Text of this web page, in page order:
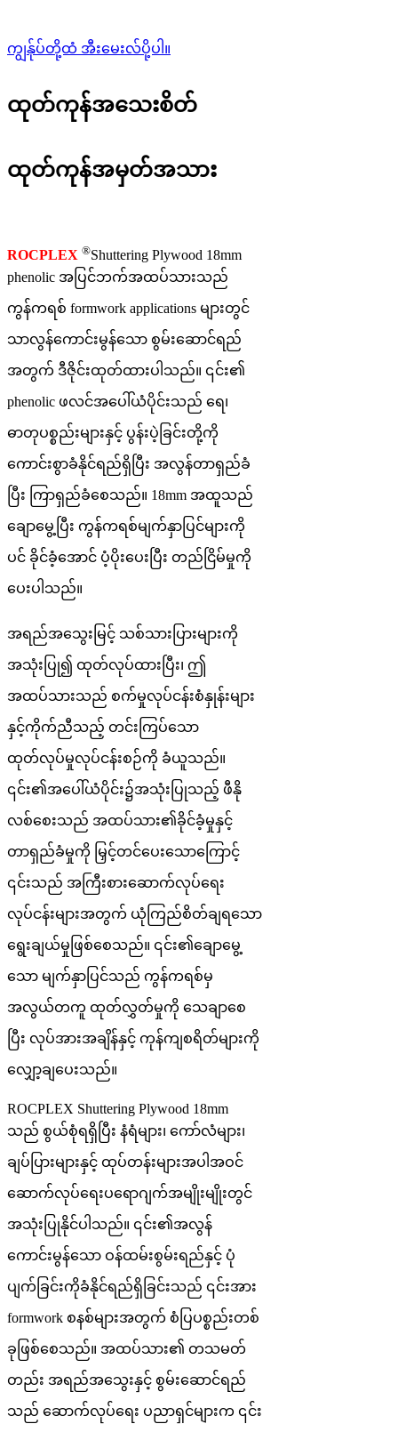
ကျွန်ုပ်တို့ထံ အီးမေးလ်ပို့ပါ။
ထုတ်ကုန်အသေးစိတ်
ထုတ်ကုန်အမှတ်အသား
ROCPLEX ®Shuttering Plywood 18mm
phenolic အပြင်ဘက်အထပ်သားသည်
ကွန်ကရစ် formwork applications များတွင်
သာလွန်ကောင်းမွန်သော စွမ်းဆောင်ရည်
အတွက် ဒီဇိုင်းထုတ်ထားပါသည်။ ၎င်း၏
phenolic ဖလင်အပေါ်ယံပိုင်းသည် ရေ၊
ဓာတုပစ္စည်းများနှင့် ပွန်းပဲ့ခြင်းတို့ကို
ကောင်းစွာခံနိုင်ရည်ရှိပြီး အလွန်တာရှည်ခံ
ပြီး ကြာရှည်ခံစေသည်။ 18mm အထူသည်
ချောမွေ့ပြီး ကွန်ကရစ်မျက်နှာပြင်များကို
ပင် ခိုင်ခံ့အောင် ပံ့ပိုးပေးပြီး တည်ငြိမ်မှုကို
ပေးပါသည်။
အရည်အသွေးမြင့် သစ်သားပြားများကို
အသုံးပြု၍ ထုတ်လုပ်ထားပြီး၊ ဤ
အထပ်သားသည် စက်မှုလုပ်ငန်းစံနှုန်းများ
နှင့်ကိုက်ညီသည့် တင်းကြပ်သော
ထုတ်လုပ်မှုလုပ်ငန်းစဉ်ကို ခံယူသည်။
၎င်း၏အပေါ်ယံပိုင်း၌အသုံးပြုသည့် ဖီနို
လစ်စေးသည် အထပ်သား၏ခိုင်ခံ့မှုနှင့်
တာရှည်ခံမှုကို မြှင့်တင်ပေးသောကြောင့်
၎င်းသည် အကြီးစားဆောက်လုပ်ရေး
လုပ်ငန်းများအတွက် ယုံကြည်စိတ်ချရသော
ရွေးချယ်မှုဖြစ်စေသည်။ ၎င်း၏ချောမွေ့
သော မျက်နှာပြင်သည် ကွန်ကရစ်မှ
အလွယ်တကူ ထုတ်လွှတ်မှုကို သေချာစေ
ပြီး လုပ်အားအချိန်နှင့် ကုန်ကျစရိတ်များကို
လျှော့ချပေးသည်။
ROCPLEX Shuttering Plywood 18mm
သည် စွယ်စုံရရှိပြီး နံရံများ၊ ကော်လံများ၊
ချပ်ပြားများနှင့် ထုပ်တန်းများအပါအဝင်
ဆောက်လုပ်ရေးပရောဂျက်အမျိုးမျိုးတွင်
အသုံးပြုနိုင်ပါသည်။ ၎င်း၏အလွန်
ကောင်းမွန်သော ဝန်ထမ်းစွမ်းရည်နှင့် ပုံ
ပျက်ခြင်းကိုခံနိုင်ရည်ရှိခြင်းသည် ၎င်းအား
formwork စနစ်များအတွက် စံပြပစ္စည်းတစ်
ခုဖြစ်စေသည်။ အထပ်သား၏ တသမတ်
တည်း အရည်အသွေးနှင့် စွမ်းဆောင်ရည်
သည် ဆောက်လုပ်ရေး ပညာရှင်များက ၎င်း